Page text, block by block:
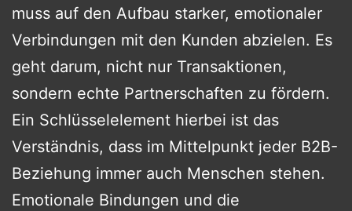
muss auf den Aufbau starker, emotionaler
Verbindungen mit den Kunden abzielen. Es
geht darum, nicht nur Transaktionen,
sondern echte Partnerschaften zu fördern.
Ein Schlüsselelement hierbei ist das
Verständnis, dass im Mittelpunkt jeder B2B-
Beziehung immer auch Menschen stehen.
Emotionale Bindungen und die